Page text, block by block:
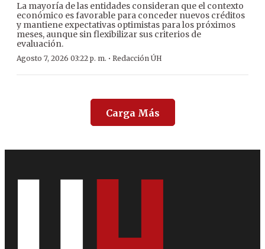
La mayoría de las entidades consideran que el contexto
económico es favorable para conceder nuevos créditos
y mantiene expectativas optimistas para los próximos
meses, aunque sin flexibilizar sus criterios de
evaluación.
Agosto 7, 2026 03:22 p. m. · Redacción ÚH
Carga Más